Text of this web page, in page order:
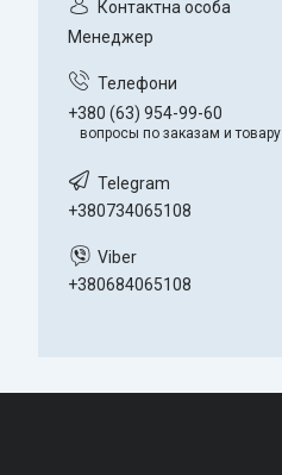
Менеджер
+380 (63) 954-99-60
вопросы по заказам и товару
+380734065108
+380684065108